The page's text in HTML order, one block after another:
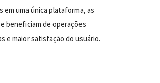
em uma única plataforma, as
beneficiam de operações
e maior satisfação do usuário.